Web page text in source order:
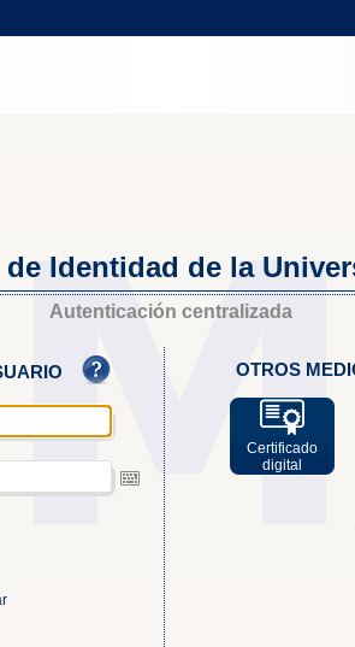
Identidad de la
Autenticación centralizada
OTROS
Certificado
digital